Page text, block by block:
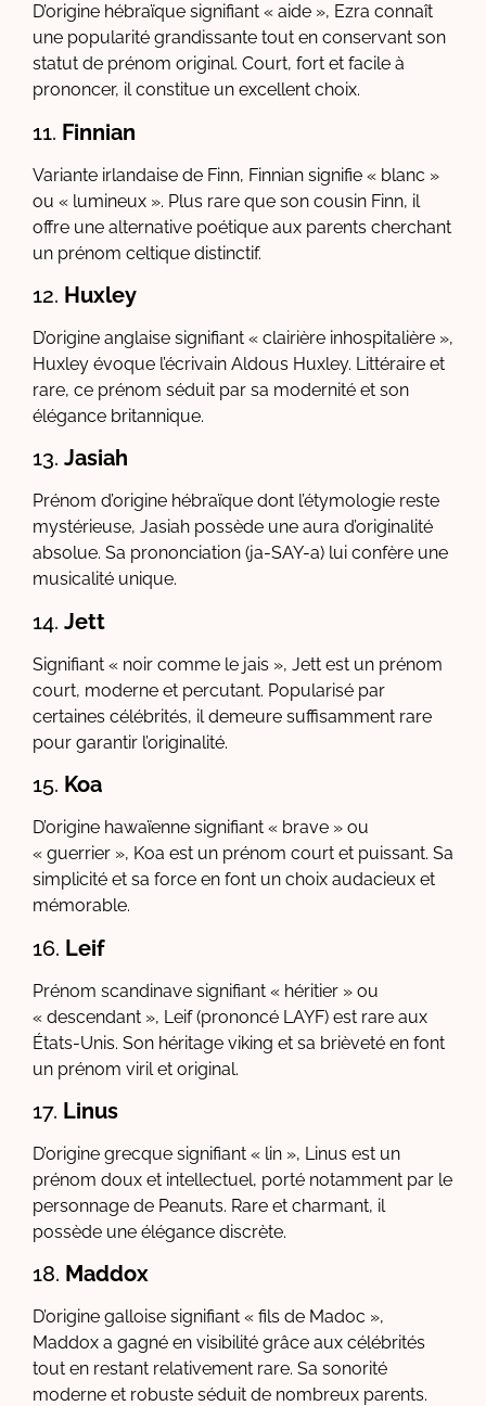
D’origine hébraïque signifiant « aide », Ezra connaît
une popularité grandissante tout en conservant son
statut de prénom original. Court, fort et facile à
prononcer, il constitue un excellent choix.
11. Finnian
Variante irlandaise de Finn, Finnian signifie « blanc »
ou « lumineux ». Plus rare que son cousin Finn, il
offre une alternative poétique aux parents cherchant
un prénom celtique distinctif.
12. Huxley
D’origine anglaise signifiant « clairière inhospitalière »,
Huxley évoque l’écrivain Aldous Huxley. Littéraire et
rare, ce prénom séduit par sa modernité et son
élégance britannique.
13. Jasiah
Prénom d’origine hébraïque dont l’étymologie reste
mystérieuse, Jasiah possède une aura d’originalité
absolue. Sa prononciation (ja-SAY-a) lui confère une
musicalité unique.
14. Jett
Signifiant « noir comme le jais », Jett est un prénom
court, moderne et percutant. Popularisé par
certaines célébrités, il demeure suffisamment rare
pour garantir l’originalité.
15. Koa
D’origine hawaïenne signifiant « brave » ou
« guerrier », Koa est un prénom court et puissant. Sa
simplicité et sa force en font un choix audacieux et
mémorable.
16. Leif
Prénom scandinave signifiant « héritier » ou
« descendant », Leif (prononcé LAYF) est rare aux
États-Unis. Son héritage viking et sa brièveté en font
un prénom viril et original.
17. Linus
D’origine grecque signifiant « lin », Linus est un
prénom doux et intellectuel, porté notamment par le
personnage de Peanuts. Rare et charmant, il
possède une élégance discrète.
18. Maddox
D’origine galloise signifiant « fils de Madoc »,
Maddox a gagné en visibilité grâce aux célébrités
tout en restant relativement rare. Sa sonorité
moderne et robuste séduit de nombreux parents.